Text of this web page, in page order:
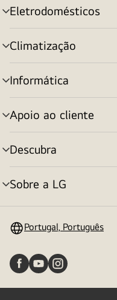
Eletrodomésticos
alternar
menu
Climatização
alternar
menu
Informática
alternar
menu
Apoio ao cliente
alternar
menu
Descubra
alternar
menu
Sobre a LG
alternar
Portugal, Português